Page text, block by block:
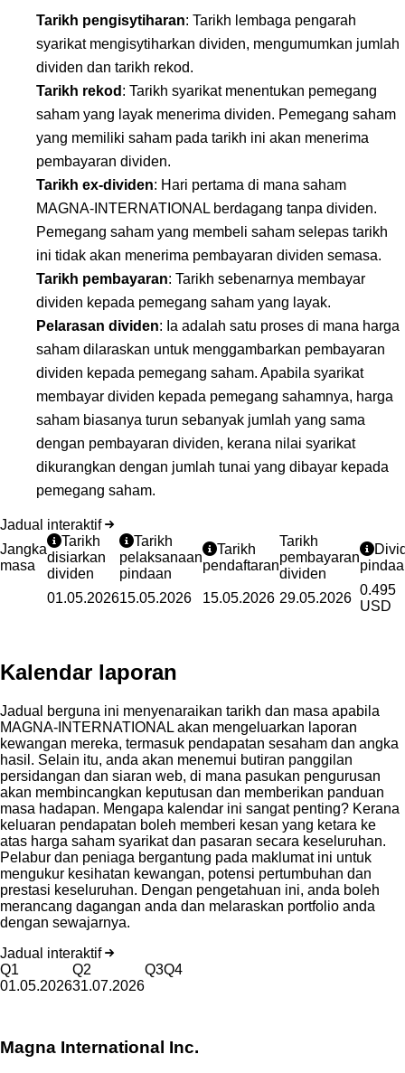
Tarikh pengisytiharan: Tarikh lembaga pengarah
syarikat mengisytiharkan dividen, mengumumkan jumlah
dividen dan tarikh rekod.
Tarikh rekod : Tarikh syarikat menentukan pemegang
saham yang layak menerima dividen. Pemegang saham
yang memiliki saham pada tarikh ini akan menerima
pembayaran dividen.
Tarikh ex-dividen: Hari pertama di mana saham
MAGNA-INTERNATIONAL berdagang tanpa dividen.
Pemegang saham yang membeli saham selepas tarikh
ini tidak akan menerima pembayaran dividen semasa.
Tarikh pembayaran: Tarikh sebenarnya membayar
dividen kepada pemegang saham yang layak.
Pelarasan dividen: Ia adalah satu proses di mana harga
saham dilaraskan untuk menggambarkan pembayaran
dividen kepada pemegang saham. Apabila syarikat
membayar dividen kepada pemegang sahamnya, harga
saham biasanya turun sebanyak jumlah yang sama
dengan pembayaran dividen, kerana nilai syarikat
dikurangkan dengan jumlah tunai yang dibayar kepada
pemegang saham.
Jadual interaktif
Jangka
masa
Tarikh
disiarkan
dividen
Tarikh
pelaksanaan
pindaan
Tarikh
pendaftaran
Tarikh
pembayaran
dividen
01.05.202615.05.2026 15.05.2026 29.05.2026
0.495
USD
Kalendar laporan
Jadual berguna ini menyenaraikan tarikh dan masa apabila
MAGNA-INTERNATIONAL akan mengeluarkan laporan
kewangan mereka, termasuk pendapatan sesaham dan angka
hasil. Selain itu, anda akan menemui butiran panggilan
persidangan dan siaran web, di mana pasukan pengurusan
akan membincangkan keputusan dan memberikan panduan
masa hadapan. Mengapa kalendar ini sangat penting? Kerana
keluaran pendapatan boleh memberi kesan yang ketara ke
atas harga saham syarikat dan pasaran secara keseluruhan.
Pelabur dan peniaga bergantung pada maklumat ini untuk
mengukur kesihatan kewangan, potensi pertumbuhan dan
prestasi keseluruhan. Dengan pengetahuan ini, anda boleh
merancang dagangan anda dan melaraskan portfolio anda
dengan sewajarnya.
Jadual interaktif
Q1
Q2 Q3Q4
01.05.202631.07.2026
Magna International Inc.